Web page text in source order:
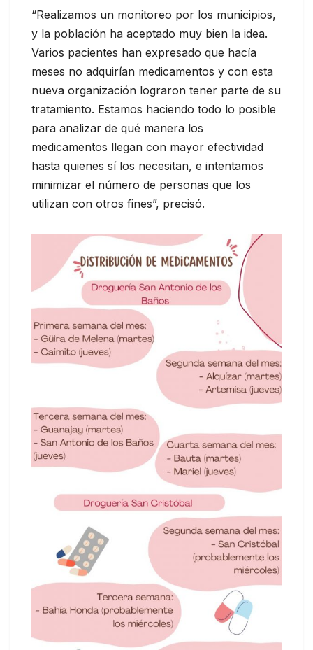
“Realizamos un monitoreo por los municipios,
y la población ha aceptado muy bien la idea.
Varios pacientes han expresado que hacía
meses no adquirían medicamentos y con esta
nueva organización lograron tener parte de su
tratamiento. Estamos haciendo todo lo posible
para analizar de qué manera los
medicamentos llegan con mayor efectividad
hasta quienes sí los necesitan, e intentamos
minimizar el número de personas que los
utilizan con otros fines”, precisó.